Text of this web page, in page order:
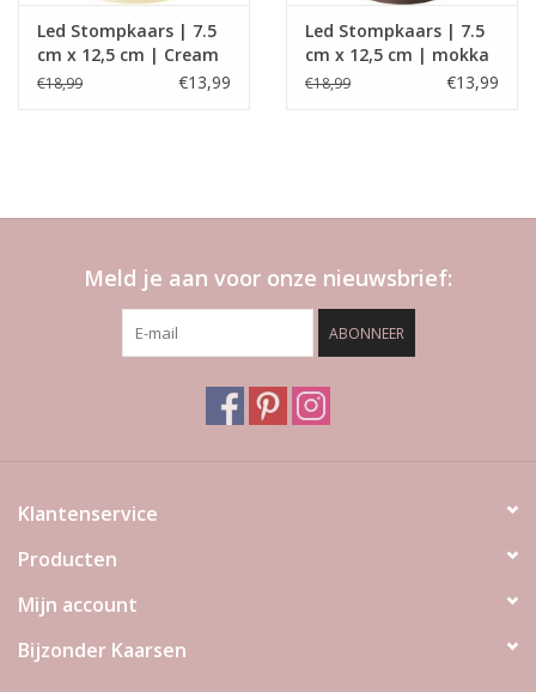
Led Stompkaars | 7.5
cm x 12,5 cm | Cream
| Deluxe Homeart
€18,99 €13,99
Led Stompkaars | 7.5
cm x 12,5 cm | mokka
| Deluxe Homeart
€18,99 €13,99
Meld je aan voor onze nieuwsbrief:
ABONNEER
Klantenservice
Producten
Mijn account
Bijzonder Kaarsen